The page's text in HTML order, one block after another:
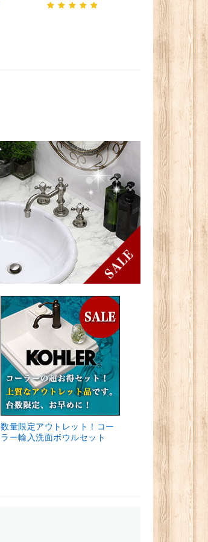
数量限定アウトレット！コー
ラー輸入洗面ボウルセット